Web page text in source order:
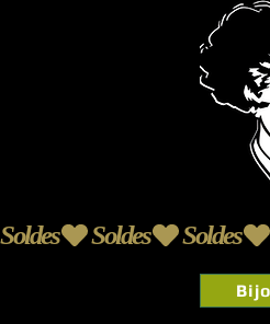
Soldes